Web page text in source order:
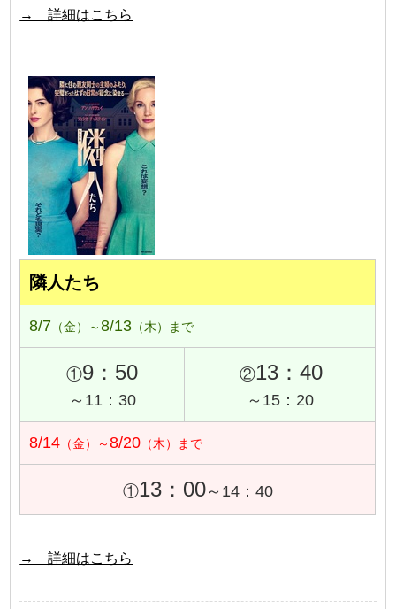
→ 詳細はこちら
隣人たち
8/7 （金）～8/13 （木）まで
①9：50
～11：30
②13：40
～15：20
8/14 （金）～8/20 （木）まで
①13：00～14：40
→ 詳細はこちら